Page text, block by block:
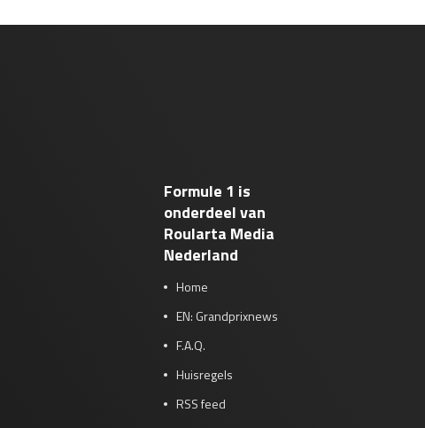
Formule 1 is
onderdeel van
Roularta Media
Nederland
Home
EN: Grandprixnews
F.A.Q.
Huisregels
RSS feed